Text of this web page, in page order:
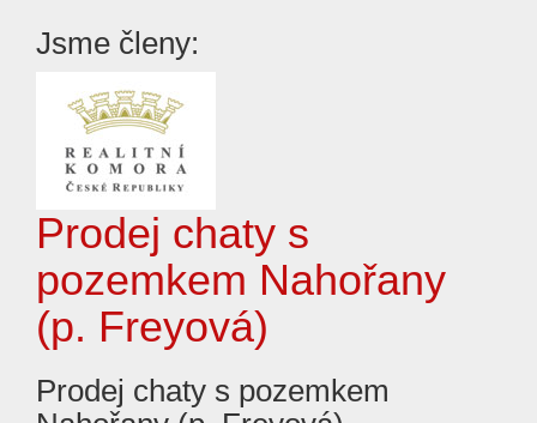
Jsme členy:
Prodej chaty s
pozemkem Nahořany
(p. Freyová)
Prodej chaty s pozemkem